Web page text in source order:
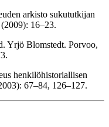
arkisto sukututkijan
16–23.
Yrjö Blomstedt. Porvoo,
henkilöhistoriallisen
67–84, 126–127.